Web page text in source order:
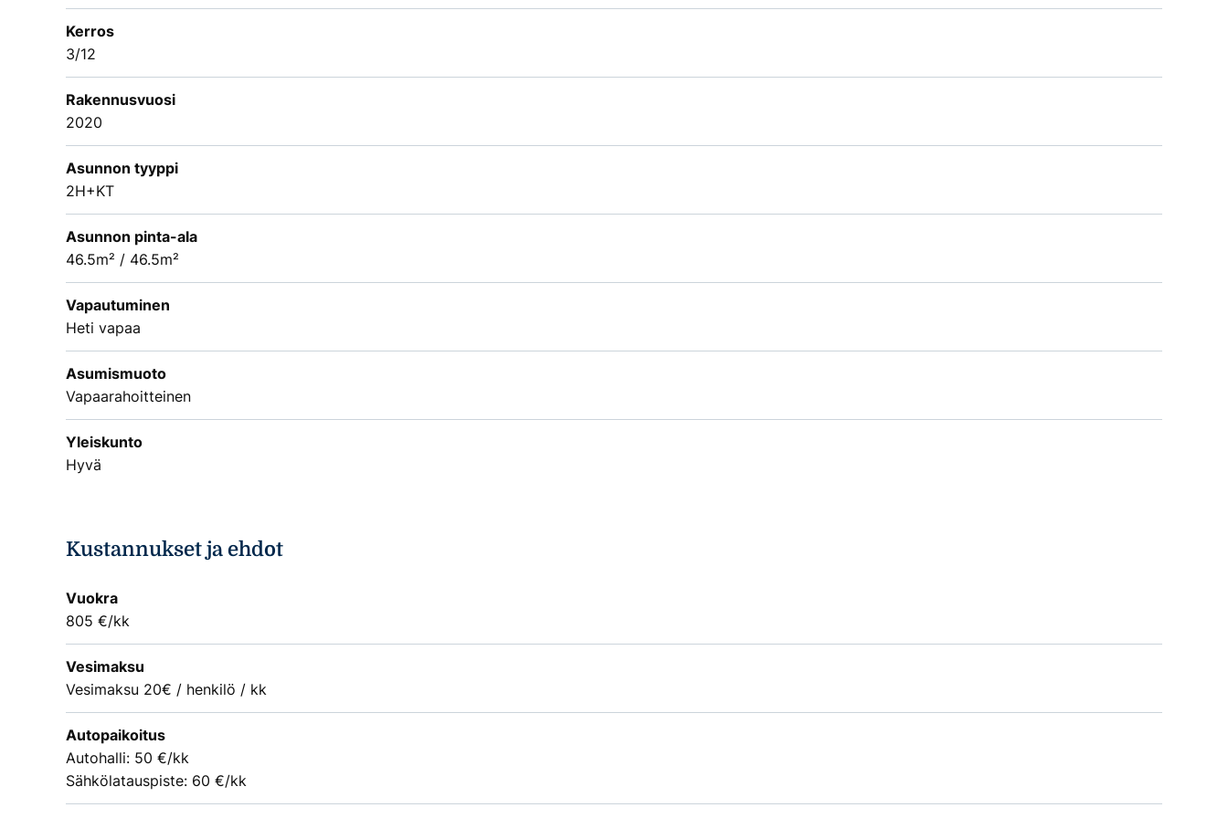
Kerros
3/12
Rakennusvuosi
2020
Asunnon tyyppi
2H+KT
Asunnon pinta-ala
46.5m² / 46.5m²
Vapautuminen
Heti vapaa
Asumismuoto
Vapaarahoitteinen
Yleiskunto
Hyvä
Kustannukset ja ehdot
Vuokra
805 €/kk
Vesimaksu
Vesimaksu 20€ / henkilö / kk
Autopaikoitus
Autohalli: 50 €/kk
Sähkölatauspiste: 60 €/kk